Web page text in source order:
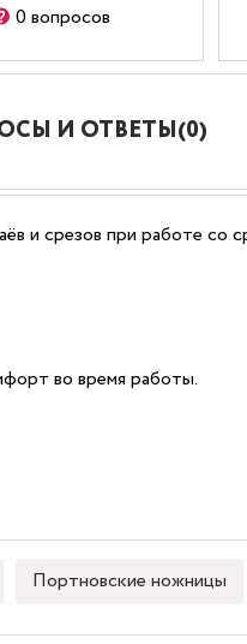
0 вопросов
И ОТВЕТЫ(0)
и срезов при работе
во время работы.
Портновские ножницы